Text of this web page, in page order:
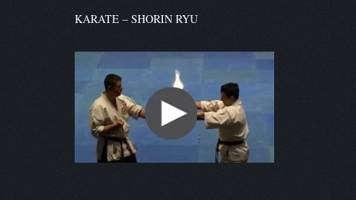
KARATE – SHORIN RYU